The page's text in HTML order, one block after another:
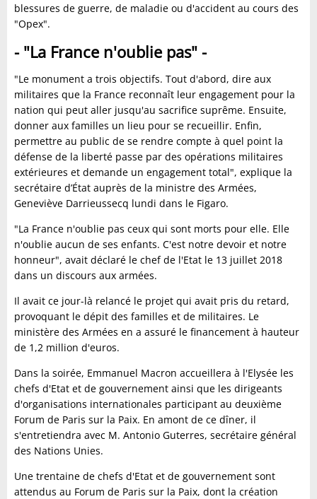
blessures de guerre, de maladie ou d'accident au cours des
"Opex".
- "La France n'oublie pas" -
"Le monument a trois objectifs. Tout d'abord, dire aux
militaires que la France reconnaît leur engagement pour la
nation qui peut aller jusqu'au sacrifice suprême. Ensuite,
donner aux familles un lieu pour se recueillir. Enfin,
permettre au public de se rendre compte à quel point la
défense de la liberté passe par des opérations militaires
extérieures et demande un engagement total", explique la
secrétaire d’État auprès de la ministre des Armées,
Geneviève Darrieussecq lundi dans le Figaro.
"La France n'oublie pas ceux qui sont morts pour elle. Elle
n'oublie aucun de ses enfants. C'est notre devoir et notre
honneur", avait déclaré le chef de l'Etat le 13 juillet 2018
dans un discours aux armées.
Il avait ce jour-là relancé le projet qui avait pris du retard,
provoquant le dépit des familles et de militaires. Le
ministère des Armées en a assuré le financement à hauteur
de 1,2 million d'euros.
Dans la soirée, Emmanuel Macron accueillera à l'Elysée les
chefs d'Etat et de gouvernement ainsi que les dirigeants
d'organisations internationales participant au deuxième
Forum de Paris sur la Paix. En amont de ce dîner, il
s'entretiendra avec M. Antonio Guterres, secrétaire général
des Nations Unies.
Une trentaine de chefs d'Etat et de gouvernement sont
attendus au Forum de Paris sur la Paix, dont la création